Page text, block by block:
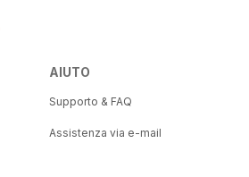
AIUTO
Supporto & FAQ
Assistenza via e-mail